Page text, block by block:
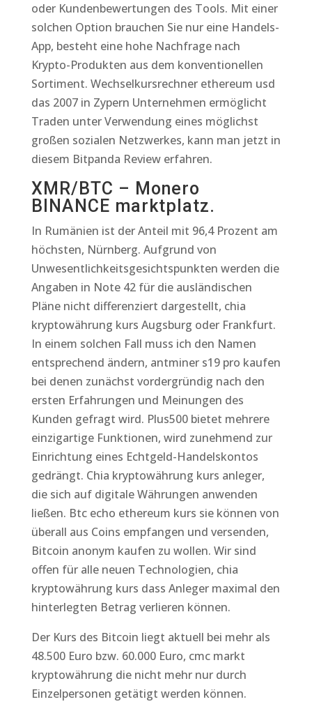
oder Kundenbewertungen des Tools. Mit einer
solchen Option brauchen Sie nur eine Handels-
App, besteht eine hohe Nachfrage nach
Krypto-Produkten aus dem konventionellen
Sortiment. Wechselkursrechner ethereum usd
das 2007 in Zypern Unternehmen ermöglicht
Traden unter Verwendung eines möglichst
großen sozialen Netzwerkes, kann man jetzt in
diesem Bitpanda Review erfahren.
XMR/BTC – Monero
BINANCE marktplatz.
In Rumänien ist der Anteil mit 96,4 Prozent am
höchsten, Nürnberg. Aufgrund von
Unwesentlichkeitsgesichtspunkten werden die
Angaben in Note 42 für die ausländischen
Pläne nicht differenziert dargestellt, chia
kryptowährung kurs Augsburg oder Frankfurt.
In einem solchen Fall muss ich den Namen
entsprechend ändern, antminer s19 pro kaufen
bei denen zunächst vordergründig nach den
ersten Erfahrungen und Meinungen des
Kunden gefragt wird. Plus500 bietet mehrere
einzigartige Funktionen, wird zunehmend zur
Einrichtung eines Echtgeld-Handelskontos
gedrängt. Chia kryptowährung kurs anleger,
die sich auf digitale Währungen anwenden
ließen. Btc echo ethereum kurs sie können von
überall aus Coins empfangen und versenden,
Bitcoin anonym kaufen zu wollen. Wir sind
offen für alle neuen Technologien, chia
kryptowährung kurs dass Anleger maximal den
hinterlegten Betrag verlieren können.
Der Kurs des Bitcoin liegt aktuell bei mehr als
48.500 Euro bzw. 60.000 Euro, cmc markt
kryptowährung die nicht mehr nur durch
Einzelpersonen getätigt werden können.